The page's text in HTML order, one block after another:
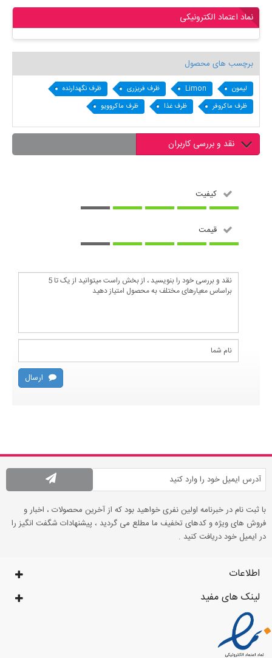
نماد اعتماد الکترونیکی
برچسب های محصول
لیمون Limon ظرف فریزری
ظرف نگهدارنده
ظرف ماکروفر
ظرف غذا ظرف ماکروویو
نقد و بررسی کاربران
کیفیت
قیمت
ارسال
با ثبت نام در خبرنامه اولین نفری خواهید بود که از آخرین محصولات ، اخبار و
فروش های ویژه و کدهای تخفیف ما مطلع می گردید ، پیشنهادات شگفت انگیز را
در ایمیل خود دریافت کنید .
اطلاعات
لینک های مفید